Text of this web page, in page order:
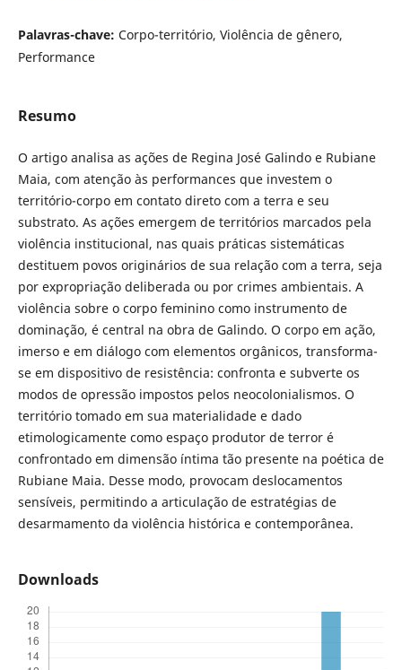
Palavras-chave: Corpo-território, Violência de gênero,
Performance
Resumo
O artigo analisa as ações de Regina José Galindo e Rubiane
Maia, com atenção às performances que investem o
território-corpo em contato direto com a terra e seu
substrato. As ações emergem de territórios marcados pela
violência institucional, nas quais práticas sistemáticas
destituem povos originários de sua relação com a terra, seja
por expropriação deliberada ou por crimes ambientais. A
violência sobre o corpo feminino como instrumento de
dominação, é central na obra de Galindo. O corpo em ação,
imerso e em diálogo com elementos orgânicos, transforma-
se em dispositivo de resistência: confronta e subverte os
modos de opressão impostos pelos neocolonialismos. O
território tomado em sua materialidade e dado
etimologicamente como espaço produtor de terror é
confrontado em dimensão íntima tão presente na poética de
Rubiane Maia. Desse modo, provocam deslocamentos
sensíveis, permitindo a articulação de estratégias de
desarmamento da violência histórica e contemporânea.
Downloads